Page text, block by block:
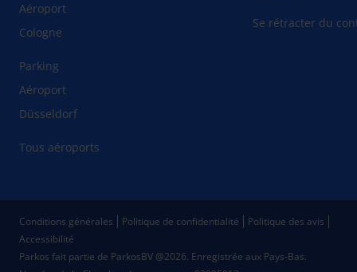
Aéroport
Cologne
Parking
Aéroport
Düsseldorf
Tous aéroports
Se rétracter du
Parkos fait partie de ParkosBV @2026. Enregistrée aux Pays-Bas.
Conditions générales Politique de confidentialité
Politique des avis
Accessibilité